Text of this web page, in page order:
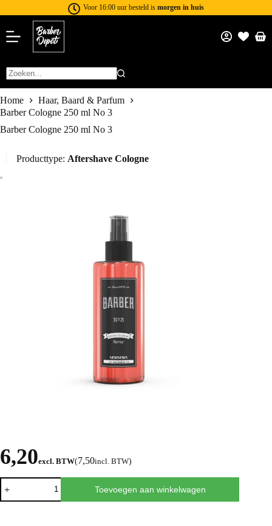
Voor 16:00 uur besteld is morgen in huis
Home
Haar, Baard & Parfum
Barber Cologne 250 ml No 3
Barber Cologne 250 ml No 3
Producttype: Aftershave Cologne
6,20excl. BTW(7,50incl. BTW)
Toevoegen aan winkelwagen